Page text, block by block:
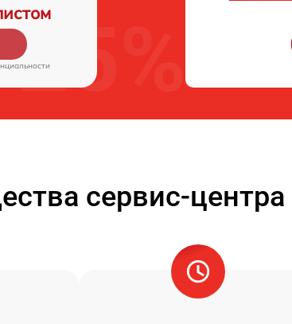
сервис-центра